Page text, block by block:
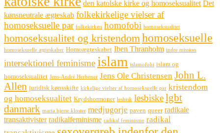
den katolske kirke og homoseksualitet Det
kønsneutrale ægteskab folkekirkelige vielser af
homoseksuelle par folkekirken homofobi homoseksualitet
homoseksualitet og kristendomhomoseksuelle
homoseksuelle ægteskaber Homoægteskabet Iben Thranholm indre mission
intersektionel feminisme islam islamofobi islam og
homoseksualitet Jens-André Herbener Jens Ole Christensen John L.
Allen juridisk kønsskifte kirkelige vielser af homoseksuelle par kristendom
og homoseksualitet Krydshormoner lesbisk lesbiskelgbt
danmark maria hjerte kloster medjugorje paven queer radikale
transaktivister radikalfeminisme radikal feminisme radikal